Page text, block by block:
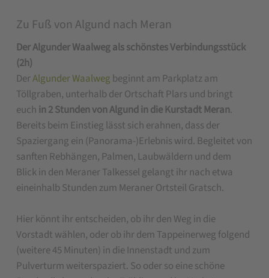
Zu Fuß von Algund nach Meran
Der Algunder Waalweg als schönstes Verbindungsstück
(2h)
DerAlgunder Waalweg beginnt am Parkplatz am
Töllgraben, unterhalb der Ortschaft Plars und bringt
euch in 2 Stunden von Algund in die Kurstadt Meran.
Bereits beim Einstieg lässt sich erahnen, dass der
Spaziergang ein (Panorama-)Erlebnis wird. Begleitet von
sanften Rebhängen, Palmen, Laubwäldern und dem
Blick in den Meraner Talkessel gelangt ihr nach etwa
eineinhalb Stunden zum Meraner Ortsteil Gratsch.
Hier könnt ihr entscheiden, ob ihr den Weg in die
Vorstadt wählen, oder ob ihr dem Tappeinerweg folgend
(weitere 45 Minuten) in die Innenstadt und zum
Pulverturm weiterspaziert. So oder so eine schöne